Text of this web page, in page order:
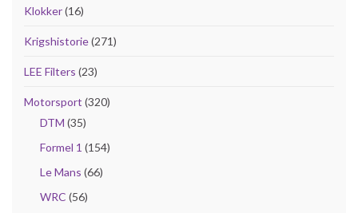
Klokker(16)
Krigshistorie(271)
LEE Filters (23)
Motorsport (320)
DTM (35)
Formel 1 (154)
Le Mans (66)
WRC (56)